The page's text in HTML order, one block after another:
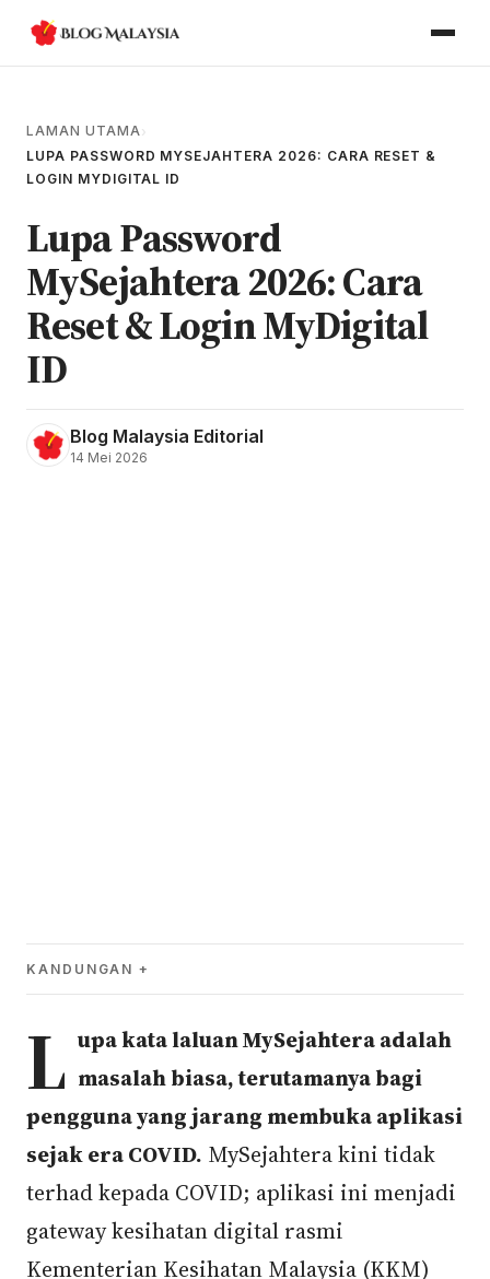
LAMAN UTAMA›
LUPA PASSWORD MYSEJAHTERA 2026: CARA RESET &
LOGIN MYDIGITAL ID
Lupa Password
MySejahtera 2026: Cara
Reset & Login MyDigital
ID
Blog Malaysia Editorial
14 Mei 2026
KANDUNGAN
L upa kata laluan MySejahtera adalah
masalah biasa, terutamanya bagi
pengguna yang jarang membuka aplikasi
sejak era COVID. MySejahtera kini tidak
terhad kepada COVID; aplikasi ini menjadi
gateway kesihatan digital rasmi
Kementerian Kesihatan Malaysia (KKM)